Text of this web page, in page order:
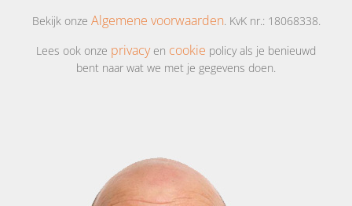
Bekijk onze Algemene voorwaarden. KvK nr.: 18068338.
Lees ook onze privacyen cookie policy als je benieuwd
bent naar wat we met je gegevens doen.